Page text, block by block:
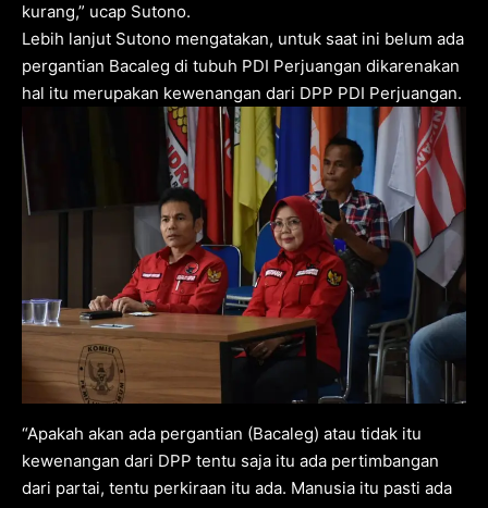
kurang,” ucap Sutono.
Lebih lanjut Sutono mengatakan, untuk saat ini belum ada
pergantian Bacaleg di tubuh PDI Perjuangan dikarenakan
hal itu merupakan kewenangan dari DPP PDI Perjuangan.
“Apakah akan ada pergantian (Bacaleg) atau tidak itu
kewenangan dari DPP tentu saja itu ada pertimbangan
dari partai, tentu perkiraan itu ada. Manusia itu pasti ada